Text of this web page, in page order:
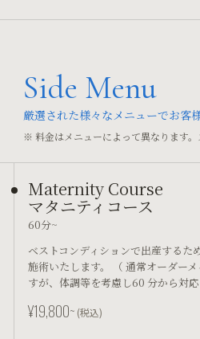
Side Menu
厳選された様々なメニューでお客
※ 料金はメニューによって異なります。
Maternity Course
マタニティコース
60分~
ベストコンディションで出産するた
施術いたします。 （ 通常オーダー
すが、体調等を考慮し60 分から対応
¥19,800~ (税込)